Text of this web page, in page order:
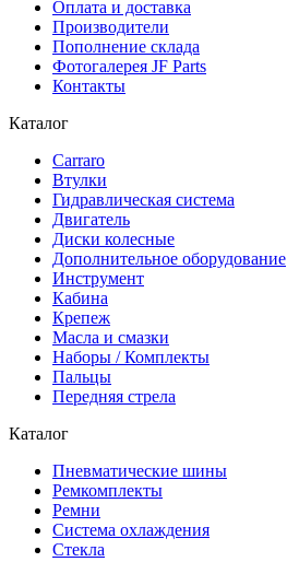
Оплата и доставка
Производители
Пополнение склада
Фотогалерея JF Parts
Контакты
Каталог
Carraro
Втулки
Гидравлическая система
Двигатель
Диски колесные
Дополнительное оборудование
Инструмент
Кабина
Крепеж
Масла и смазки
Наборы / Комплекты
Пальцы
Передняя стрела
Каталог
Пневматические шины
Ремкомплекты
Ремни
Система охлаждения
Стекла